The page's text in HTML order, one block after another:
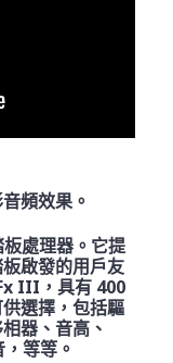
頻效果。
處理器。它提
啟發的用戶友
III，具有 400
選擇，包括驅
器、音高、
等等。